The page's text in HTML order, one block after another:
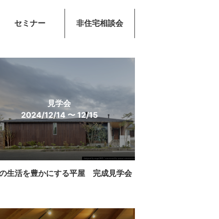
セミナー 非住宅相談会
見学会
2024/12/14 〜 12/15
生活を豊かにする平屋 完成見学会